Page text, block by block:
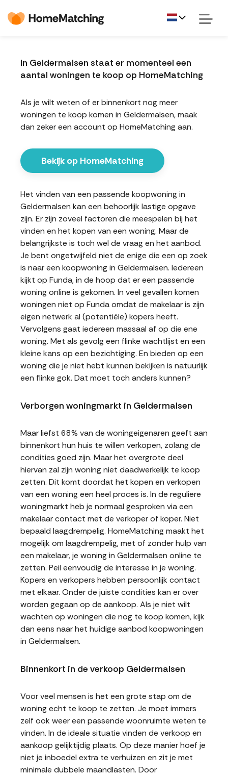
In Geldermalsen staat er momenteel een
aantal woningen te koop op HomeMatching
Als je wilt weten of er binnenkort nog meer
woningen te koop komen in Geldermalsen, maak
dan zeker een account op HomeMatching aan.
Bekijk op HomeMatching
Het vinden van een passende koopwoning in
Geldermalsen kan een behoorlijk lastige opgave
zijn. Er zijn zoveel factoren die meespelen bij het
vinden en het kopen van een woning. Maar de
belangrijkste is toch wel de vraag en het aanbod.
Je bent ongetwijfeld niet de enige die een op zoek
is naar een koopwoning in Geldermalsen. Iedereen
kijkt op Funda, in de hoop dat er een passende
woning online is gekomen. In veel gevallen komen
woningen niet op Funda omdat de makelaar is zijn
eigen netwerk al (potentiële) kopers heeft.
Vervolgens gaat iedereen massaal af op die ene
woning. Met als gevolg een flinke wachtlijst en een
kleine kans op een bezichtiging. En bieden op een
woning die je niet hebt kunnen bekijken is natuurlijk
een flinke gok. Dat moet toch anders kunnen?
Verborgen woningmarkt in Geldermalsen
Maar liefst 68% van de woningeigenaren geeft aan
binnenkort hun huis te willen verkopen, zolang de
condities goed zijn. Maar het overgrote deel
hiervan zal zijn woning niet daadwerkelijk te koop
zetten. Dit komt doordat het kopen en verkopen
van een woning een heel proces is. In de reguliere
woningmarkt heb je normaal gesproken via een
makelaar contact met de verkoper of koper. Niet
bepaald laagdrempelig. HomeMatching maakt het
mogelijk om laagdrempelig, met of zonder hulp van
een makelaar, je woning in Geldermalsen online te
zetten. Peil eenvoudig de interesse in je woning.
Kopers en verkopers hebben persoonlijk contact
met elkaar. Onder de juiste condities kan er over
worden gegaan op de aankoop. Als je niet wilt
wachten op woningen die nog te koop komen, kijk
dan eens naar het huidige aanbod koopwoningen
in Geldermalsen.
Binnenkort in de verkoop Geldermalsen
Voor veel mensen is het een grote stap om de
woning echt te koop te zetten. Je moet immers
zelf ook weer een passende woonruimte weten te
vinden. In de ideale situatie vinden de verkoop en
aankoop gelijktijdig plaats. Op deze manier hoef je
niet je inboedel extra te verhuizen en zit je met
minimale dubbele maandlasten. Door